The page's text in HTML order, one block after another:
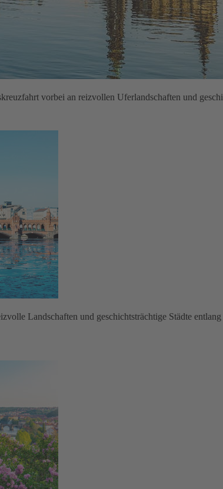
vorbei an reizvollen Uferlandschaften und
Landschaften und geschichtsträchtige Städte